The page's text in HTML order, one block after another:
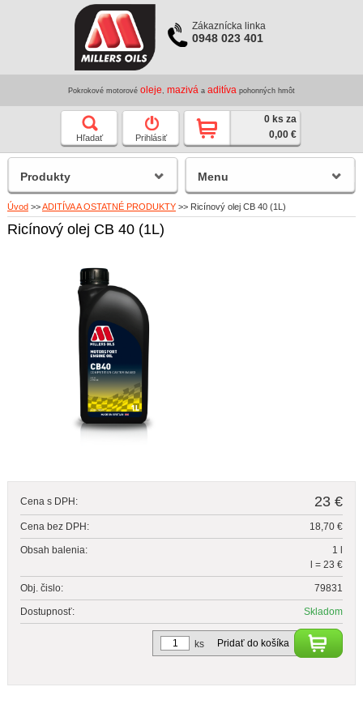
Zákaznícka linka
0948 023 401
Pokrokové motorové oleje mazivá a aditíva pohonných hmôt
Hľadať Prihlásiť
0 ks za
0,00 €
Úvod >>ADITÍVA A OSTATNÉ PRODUKTY >> Ricínový olej CB 40 (1L)
Ricínový olej CB 40 (1L)
Cena s DPH: 23 €
Cena bez DPH: 18,70 €
Obsah balenia:
1 l
l = 23 €
Obj. čislo: 79831
Dostupnosť: Skladom
Pridať do košíka
ks
Produkty Menu